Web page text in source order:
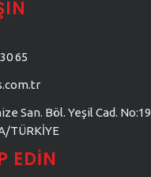
65
San. Böl. Yeşil Cad. No:19
TÜRKİYE
EDIN